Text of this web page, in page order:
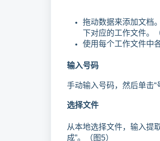
拖动数据来添加文档
下对应的工作文件。
使用每个工作文件中
输入号码
手动输入号码，然后单击“
选择文件
从本地选择文件，输入提
成”。（图5）